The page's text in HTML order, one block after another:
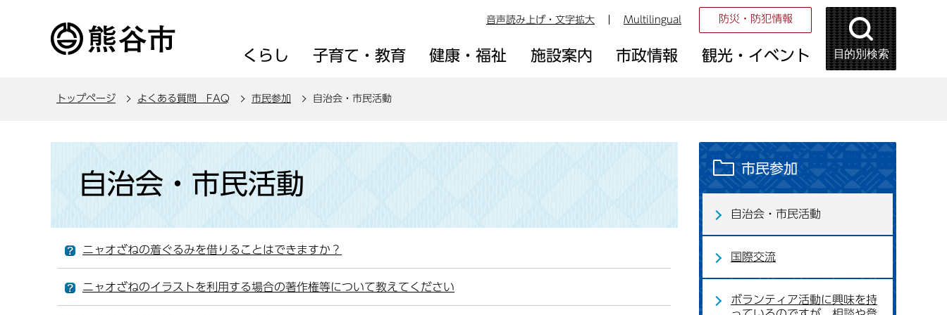
音声読み上げ・文字拡大 Multilingual 防災・防犯情報
くらし 子育て・教育 健康・福祉 施設案内 市政情報 観光・イベント 目的別検索
トップページ よくある質問 FAQ 市民参加 自治会・市民活動
か
自治会・市民活動
ニャオざねの着ぐるみを借りることはできますか？
ニャオざねのイラストを利用する場合の著作権等について教えてください
市民参加
自治会・市民活動
国際交流
ボランティア活動に興味を持